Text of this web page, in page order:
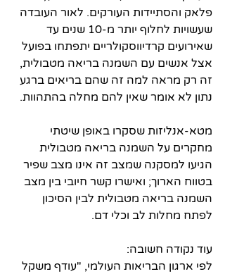
פלאק והסתיידות העורקים. לאור העובדה
שעשויות לחלוף יותר מ-10 שנים עד
שאירועים קרדיווסקולריים יתפתחו בפועל
אצל אנשים עם השמנה בריאה מטבולית,
זה רק מראה למה זה שהם בריאים ברגע
נתון לא אומר שאין להם מחלה בהתהוות.
מטא-אנליזות שסקרו באופן שיטתי
מחקרים על השמנה בריאה מטבולית
הגיעו למסקנה שמצב זה אינו מצב שפיר
בטווח הארוך; ואישרו קשר חיובי בין מצב
השמנה בריאה מטבולית לבין הסיכון
לפתח מחלות לב וכלי דם.
עוד נקודה חשובה:
לפי ארגון הבריאות העולמי, "עודף משקל